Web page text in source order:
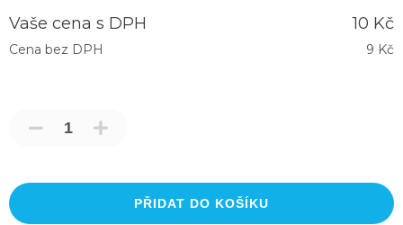
Vaše cena s DPH 10 Kč
Cena bez DPH 9 Kč
PŘIDAT DO KOŠÍKU